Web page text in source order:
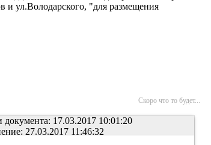
и ул.Володарского, "для размещения
Скоро что то будет...
документа: 17.03.2017 10:01:20
27.03.2017 11:46:32